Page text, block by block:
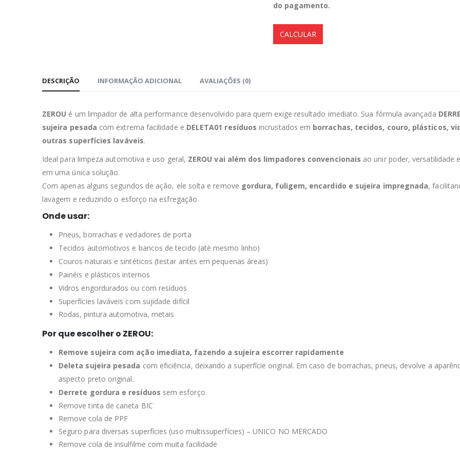
do pagamento.
CALCULAR
DESCRIÇÃO INFORMAÇÃO ADICIONAL AVALIAÇÕES (0)
ZEROU é um limpador de alta performance desenvolvido para quem exige resultado imediato. Sua fórmula avançada
sujeira pesada com extrema facilidade e DELETA01 resíduos incrustados em borrachas, tecidos, couro, plásticos,
outras superfícies laváveis.
Ideal para limpeza automotiva e uso geral, ZEROU vai além dos limpadores convencionais ao unir poder, versatilidade
em uma única solução.
Com apenas alguns segundos de ação, ele solta e remove gordura, fuligem, encardido e sujeira impregnada,
lavagem e reduzindo o esforço na esfregação.
Onde usar:
Pneus, borrachas e vedadores de porta
Tecidos automotivos e bancos de tecido (até mesmo linho)
Couros naturais e sintéticos (testar antes em pequenas áreas)
Painéis e plásticos internos
Vidros engordurados ou com resíduos
Superfícies laváveis com sujidade difícil
Rodas, pintura automotiva, metais
Por que escolher o ZEROU:
Remove sujeira com ação imediata, fazendo a sujeira escorrer rapidamente
Deleta sujeira pesada com eficiência, deixando a superfície original. Em caso de borrachas, pneus, devolve a
aspecto preto original.
Derrete gordura e resíduos sem esforço
Remove tinta de caneta BIC
Remove cola de PPF
Seguro para diversas superfícies (uso multissuperfícies) – UNICO NO MERCADO
Remove cola de insulfilme com muita facilidade
0out of 5
234,99